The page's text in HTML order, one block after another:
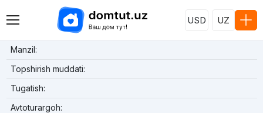
USD UZ
Manzil:
Topshirish muddati:
Tugatish:
Avtoturargoh: